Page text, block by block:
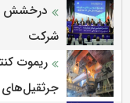
درخشش
شرکت
ریموت
جرثقیل‌های